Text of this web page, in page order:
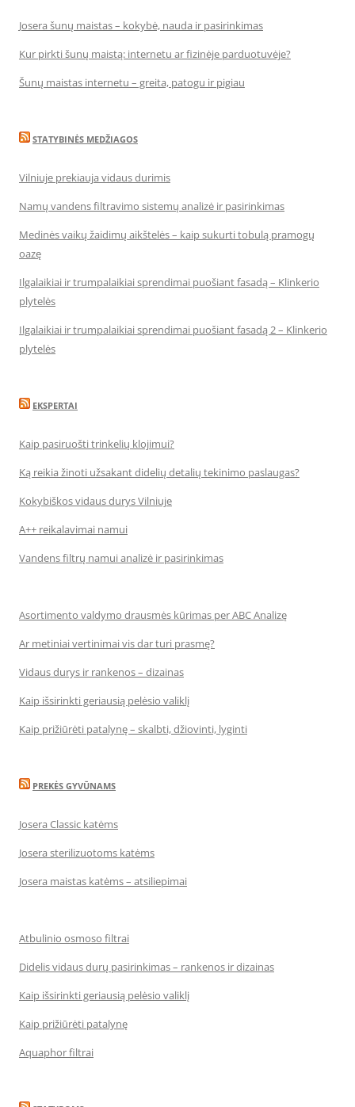
Josera šunų maistas – kokybė, nauda ir pasirinkimas
Kur pirkti šunų maistą: internetu ar fizinėje parduotuvėje?
Šunų maistas internetu – greita, patogu ir pigiau
STATYBINĖS MEDŽIAGOS
Vilniuje prekiauja vidaus durimis
Namų vandens filtravimo sistemų analizė ir pasirinkimas
Medinės vaikų žaidimų aikštelės – kaip sukurti tobulą pramogų
oazę
Ilgalaikiai ir trumpalaikiai sprendimai puošiant fasadą – Klinkerio
plytelės
Ilgalaikiai ir trumpalaikiai sprendimai puošiant fasadą 2 – Klinkerio
plytelės
EKSPERTAI
Kaip pasiruošti trinkelių klojimui?
Ką reikia žinoti užsakant didelių detalių tekinimo paslaugas?
Kokybiškos vidaus durys Vilniuje
A++ reikalavimai namui
Vandens filtrų namui analizė ir pasirinkimas
Asortimento valdymo drausmės kūrimas per ABC Analizę
Ar metiniai vertinimai vis dar turi prasmę?
Vidaus durys ir rankenos – dizainas
Kaip išsirinkti geriausią pelėsio valiklį
Kaip prižiūrėti patalynę – skalbti, džiovinti, lyginti
PREKĖS GYVŪNAMS
Josera Classic katėms
Josera sterilizuotoms katėms
Josera maistas katėms – atsiliepimai
Atbulinio osmoso filtrai
Didelis vidaus durų pasirinkimas – rankenos ir dizainas
Kaip išsirinkti geriausią pelėsio valiklį
Kaip prižiūrėti patalynę
Aquaphor filtrai